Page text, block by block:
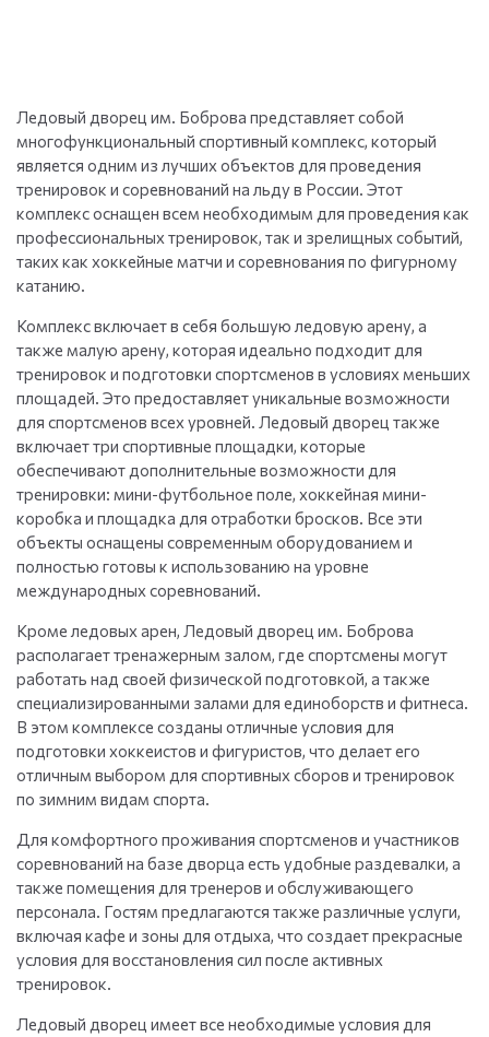
Ледовый дворец им. Боброва представляет собой
многофункциональный спортивный комплекс, который
является одним из лучших объектов для проведения
тренировок и соревнований на льду в России. Этот
комплекс оснащен всем необходимым для проведения как
профессиональных тренировок, так и зрелищных событий,
таких как хоккейные матчи и соревнования по фигурному
катанию.
Комплекс включает в себя большую ледовую арену, а
также малую арену, которая идеально подходит для
тренировок и подготовки спортсменов в условиях меньших
площадей. Это предоставляет уникальные возможности
для спортсменов всех уровней. Ледовый дворец также
включает три спортивные площадки, которые
обеспечивают дополнительные возможности для
тренировки: мини-футбольное поле, хоккейная мини-
коробка и площадка для отработки бросков. Все эти
объекты оснащены современным оборудованием и
полностью готовы к использованию на уровне
международных соревнований.
Кроме ледовых арен, Ледовый дворец им. Боброва
располагает тренажерным залом, где спортсмены могут
работать над своей физической подготовкой, а также
специализированными залами для единоборств и фитнеса.
В этом комплексе созданы отличные условия для
подготовки хоккеистов и фигуристов, что делает его
отличным выбором для спортивных сборов и тренировок
по зимним видам спорта.
Для комфортного проживания спортсменов и участников
соревнований на базе дворца есть удобные раздевалки, а
также помещения для тренеров и обслуживающего
персонала. Гостям предлагаются также различные услуги,
включая кафе и зоны для отдыха, что создает прекрасные
условия для восстановления сил после активных
тренировок.
Ледовый дворец имеет все необходимые условия для